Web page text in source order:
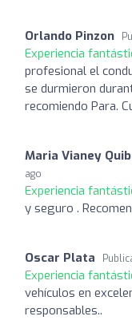
Orlando Pinzon
Experiencia
profesional el
se durmieron
recomiendo Para.
Maria Vianey
ago
Experiencia
y seguro .
Oscar Plata
Experiencia
vehículos en
responsables..